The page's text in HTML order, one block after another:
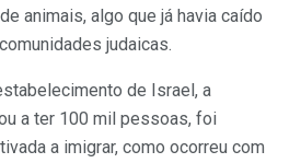
animais, algo que já havia caído
judaicas.
de Israel, a
a ter 100 mil pessoas, foi
a imigrar, como ocorreu com